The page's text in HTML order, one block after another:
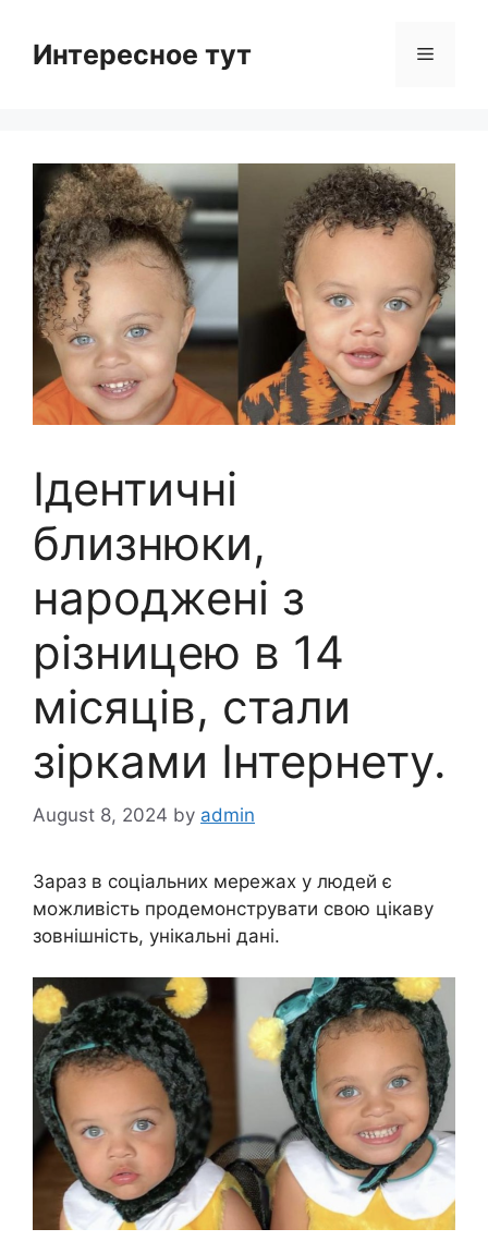
contentИнтересное тут Menu
Ідентичні
близнюки,
народжені з
різницею в 14
місяців, стали
зірками Інтернету.
August 8, 2024 by admin
Зараз в соціальних мережах у людей є
можливість продемонструвати свою цікаву
зовнішність, унікальні дані.